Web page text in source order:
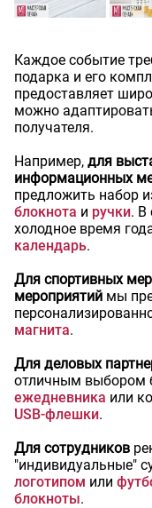
Каждое событие
подарка и его
предоставляет
можно
получателя.
Например, для
информационных
предложить набор
блокнота и ручки. В
холодное время
календарь.
Для спортивных
мероприятий мы
магнита.
Для деловых
отличным выбором
ежедневника или
USB-флешки.
Для сотрудников
"индивидуальные"
логотипом или
блокноты.